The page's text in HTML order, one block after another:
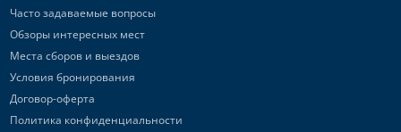
Часто задаваемые вопросы
Обзоры интересных мест
Места сборов и выездов
Условия бронирования
Договор-оферта
Политика конфиденциальности